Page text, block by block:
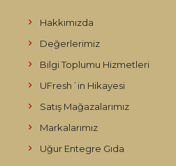
Hakkımızda
Değerlerimiz
Bilgi Toplumu Hizmetleri
UFresh´in Hikayesi
Satış Mağazalarımız
Markalarımız
Uğur Entegre Gıda